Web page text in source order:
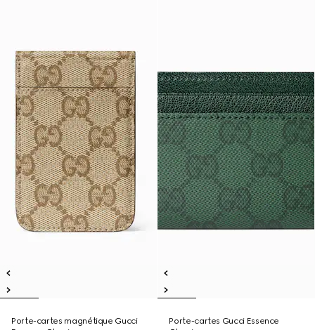
Porte-cartes magnétique Gucci
Porte-cartes Gucci Essence